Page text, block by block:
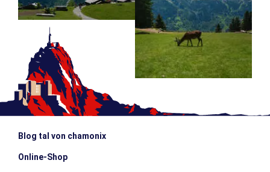
Blog tal von chamonix
Online-Shop